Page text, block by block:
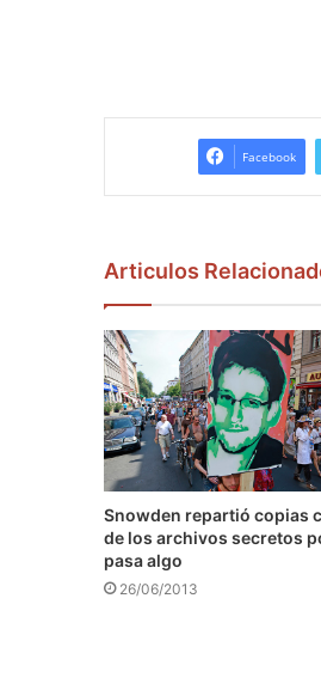
Facebook
Articulos
Snowden repartió copias
de los archivos secretos
pasa algo
26/06/2013